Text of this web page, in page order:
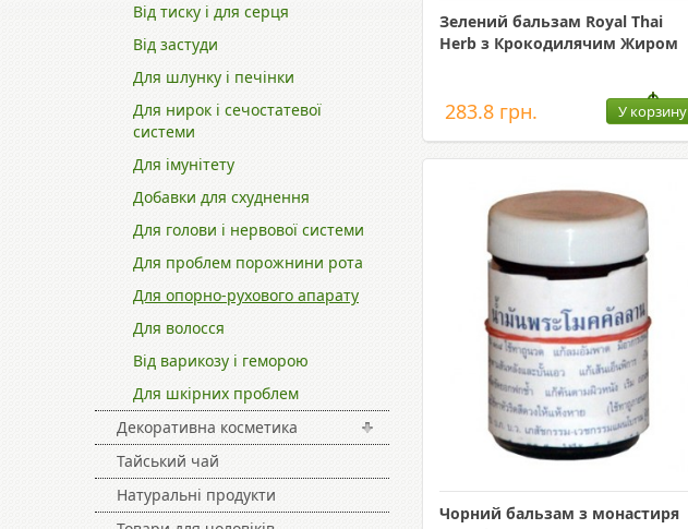
Від тиску і для серця
Від застуди
Для шлунку і печінки
Для нирок і сечостатевої
системи
Для імунітету
Добавки для схуднення
Для голови і нервової системи
Для проблем порожнини рота
Для опорно-рухового апарату
Для волосся
Від варикозу і геморою
Для шкірних проблем
Декоративна косметика
Тайський чай
Натуральні продукти
Зелений бальзам Royal Thai
Herb з Крокодилячим Жиром
283.8 грн. У корзину
Чорний бальзам з монастиря